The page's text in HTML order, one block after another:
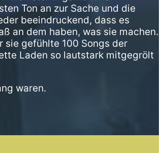
Ton an zur Sache und die
beeindruckend, dass es
an dem haben, was sie machen.
sie gefühlte 100 Songs der
Laden so lautstark mitgegrölt
waren.